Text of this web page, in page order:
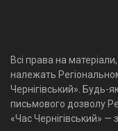
Всі права на
належать
Чернігівський». Будь-
письмового дозволу
«Час Чернігівський» —